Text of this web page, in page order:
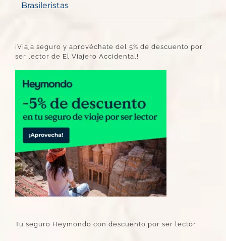
Brasileristas
¡Viaja seguro y aprovéchate del 5% de descuento por
ser lector de El Viajero Accidental!
Tu seguro Heymondo con descuento por ser lector